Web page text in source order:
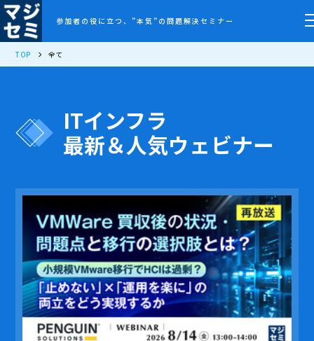
参加者の役に立つ、”本気”の問題解決セミナー
TOP 全て
ITインフラ
最新＆人気ウェビナー